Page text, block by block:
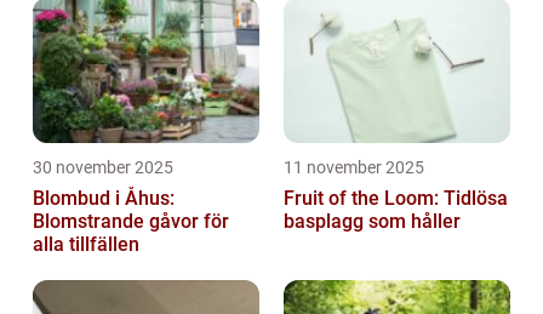
30 november 2025
Blombud i Åhus:
Blomstrande gåvor för
alla tillfällen
11 november 2025
Fruit of the Loom: Tidlösa
basplagg som håller